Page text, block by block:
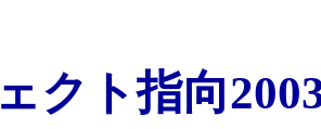
クト指向